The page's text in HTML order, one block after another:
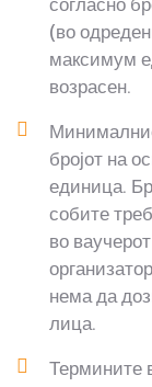
(во
максимум
возрасен.
бројот на
единица.
собите
во
нема да
лица.
Термините